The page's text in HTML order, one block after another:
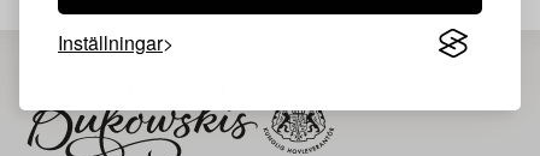
Inställningar